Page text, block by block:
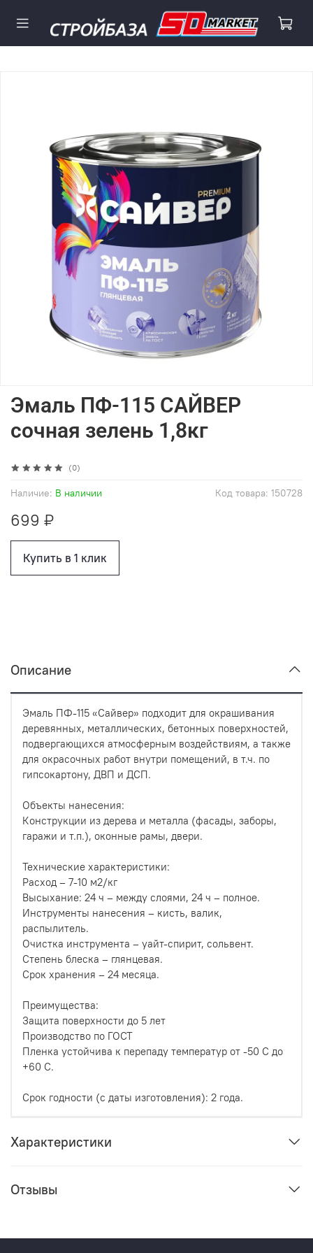
(0)
Код товара: 150728
Наличие: В наличии
Эмаль ПФ-115 САЙВЕР
сочная зелень 1,8кг
699 ₽
Купить в 1 клик
Описание
Эмаль ПФ-115 «Сайвер» подходит для окрашивания
деревянных, металлических, бетонных поверхностей,
подвергающихся атмосферным воздействиям, а также
для окрасочных работ внутри помещений, в т.ч. по
гипсокартону, ДВП и ДСП.
Объекты нанесения:
Конструкции из дерева и металла (фасады, заборы,
гаражи и т.п.), оконные рамы, двери.
Технические характеристики:
Расход – 7-10 м2/кг
Высыхание: 24 ч – между слоями, 24 ч – полное.
Инструменты нанесения – кисть, валик,
распылитель.
Очистка инструмента – уайт-спирит, сольвент.
Степень блеска – глянцевая.
Срок хранения – 24 месяца.
Преимущества:
Защита поверхности до 5 лет
Производство по ГОСТ
Пленка устойчива к перепаду температур от -50 С до
+60 С.
Срок годности (с даты изготовления): 2 года.
Характеристики
Отзывы